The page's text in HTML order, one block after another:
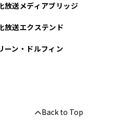
放送メディアブリッジ
放送エクステンド
ーン・ドルフィン
Back to Top